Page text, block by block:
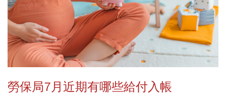
勞保局7月近期有哪些給付入帳